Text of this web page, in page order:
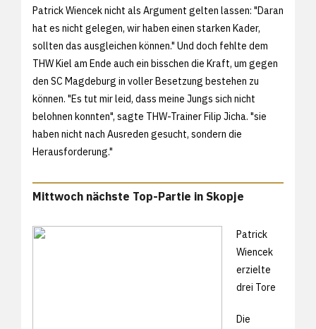
Patrick Wiencek nicht als Argument gelten lassen: "Daran
hat es nicht gelegen, wir haben einen starken Kader,
sollten das ausgleichen können." Und doch fehlte dem
THW Kiel am Ende auch ein bisschen die Kraft, um gegen
den SC Magdeburg in voller Besetzung bestehen zu
können. "Es tut mir leid, dass meine Jungs sich nicht
belohnen konnten", sagte THW-Trainer Filip Jicha. "sie
haben nicht nach Ausreden gesucht, sondern die
Herausforderung."
Mittwoch nächste Top-Partie in Skopje
Patrick
Wiencek
erzielte
drei Tore
Die